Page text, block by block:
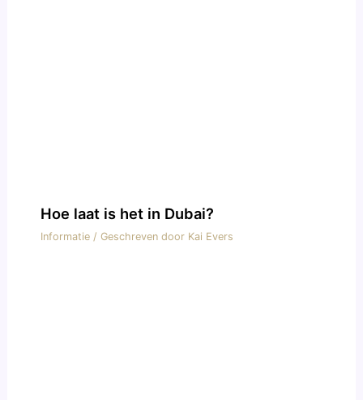
Hoe laat is het in Dubai?
Informatie/ Geschreven door Kai Evers